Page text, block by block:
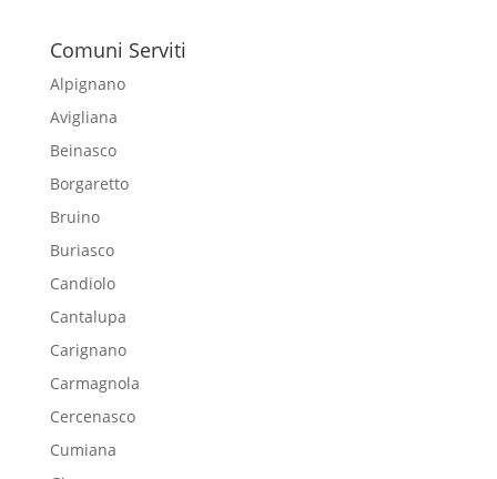
Comuni Serviti
Alpignano
Avigliana
Beinasco
Borgaretto
Bruino
Buriasco
Candiolo
Cantalupa
Carignano
Carmagnola
Cercenasco
Cumiana